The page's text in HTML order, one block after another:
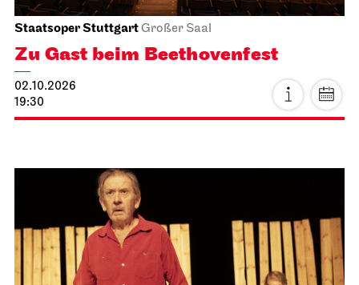
Staatsoper StuttgartGroßer Saal
Zu Gast beim Beethovenfest
02.10.2026
19:30